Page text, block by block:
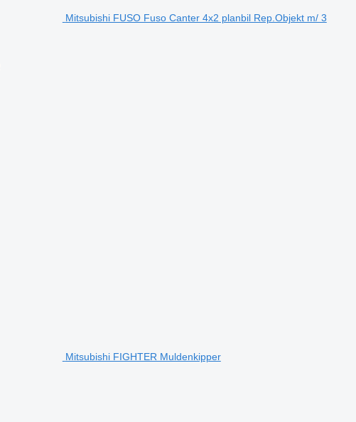
Mitsubishi FUSO Fuso Canter 4x2 planbil Rep.Objekt m/ 3
Mitsubishi FIGHTER Muldenkipper